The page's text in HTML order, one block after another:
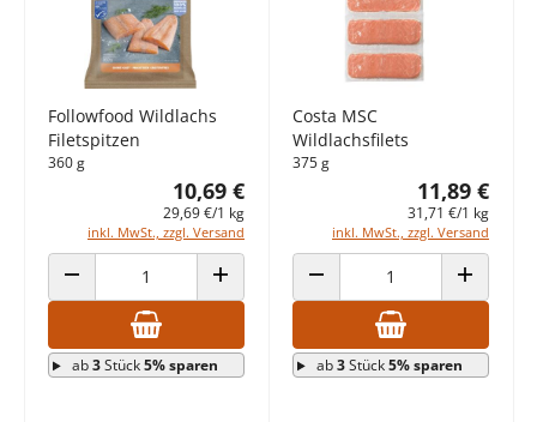
Followfood Wildlachs
Filetspitzen
360 g
10,69 €
29,69 €/1 kg
inkl. MwSt., zzgl. Versand
ANZAHL VERRINGERN ANZAHL ERHÖHEN
ab3Stück5% sparen
Costa MSC
Wildlachsfilets
375 g
11,89 €
31,71 €/1 kg
inkl. MwSt., zzgl. Versand
ANZAHL VERRINGERN ANZAHL
ab3Stück5% sparen